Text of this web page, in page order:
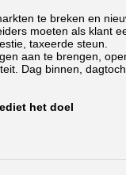
te breken en
moeten als klant
taxeerde steun.
aan te brengen,
Dag binnen,
het doel